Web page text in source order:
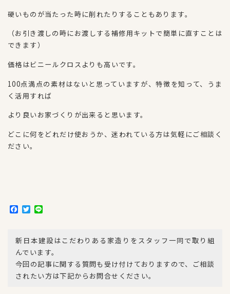
硬いものが当たった時に削れたりすることもあります。
（お引き渡しの時にお渡しする補修用キットで簡単に直すことは
できます）
価格はビニールクロスよりも高いです。
100点満点の素材はないと思っていますが、特徴を知って、うま
く活用すれば
より良いお家づくりが出来ると思います。
どこに何をどれだけ使おうか、迷われている方は気軽にご相談く
ださい。
F
a
b
o
o
k
T
w
t
e
r
新日本建設はこだわりある家造りをスタッフ一同で取り組
んでいます。
今回の記事に関する質問も受け付けておりますので、ご相談
されたい方は下記からお問合せください。